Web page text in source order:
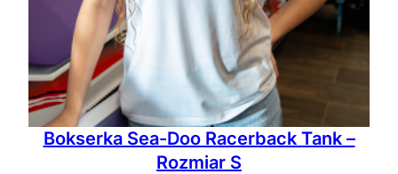
Bokserka Sea-Doo Racerback Tank –
Rozmiar S